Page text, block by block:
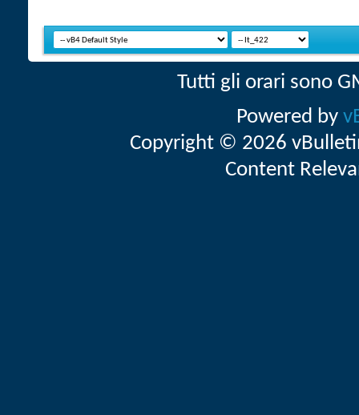
Tutti gli orari sono
Powered by
Copyright © 2026
Content